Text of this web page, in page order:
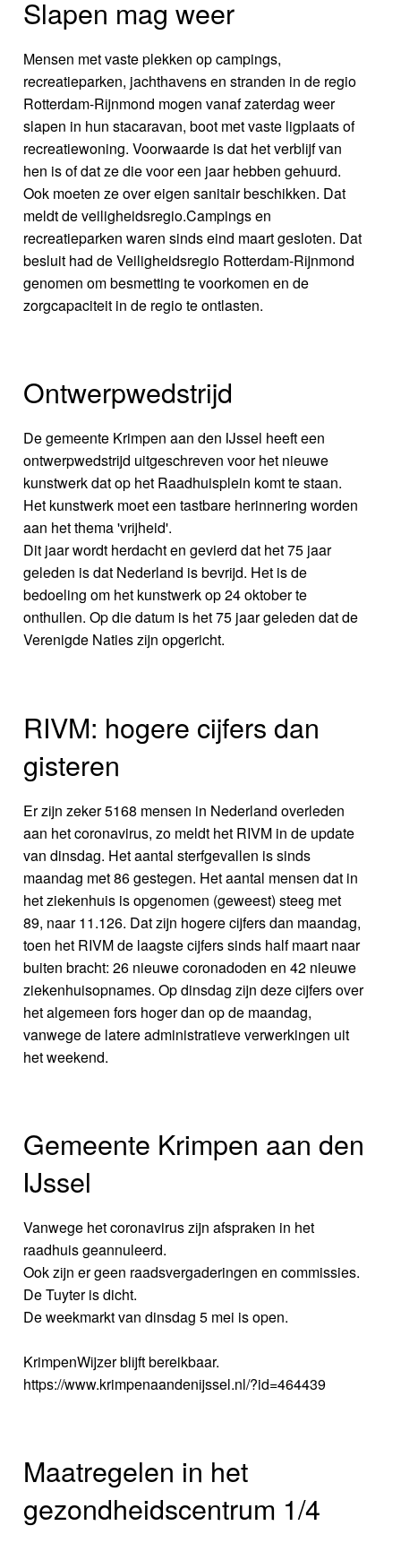
Slapen mag weer
Mensen met vaste plekken op campings,
recreatieparken, jachthavens en stranden in de regio
Rotterdam-Rijnmond mogen vanaf zaterdag weer
slapen in hun stacaravan, boot met vaste ligplaats of
recreatiewoning. Voorwaarde is dat het verblijf van
hen is of dat ze die voor een jaar hebben gehuurd.
Ook moeten ze over eigen sanitair beschikken. Dat
meldt de veiligheidsregio.Campings en
recreatieparken waren sinds eind maart gesloten. Dat
besluit had de Veiligheidsregio Rotterdam-Rijnmond
genomen om besmetting te voorkomen en de
zorgcapaciteit in de regio te ontlasten.
Ontwerpwedstrijd
De gemeente Krimpen aan den IJssel heeft een
ontwerpwedstrijd uitgeschreven voor het nieuwe
kunstwerk dat op het Raadhuisplein komt te staan.
Het kunstwerk moet een tastbare herinnering worden
aan het thema 'vrijheid'.
Dit jaar wordt herdacht en gevierd dat het 75 jaar
geleden is dat Nederland is bevrijd. Het is de
bedoeling om het kunstwerk op 24 oktober te
onthullen. Op die datum is het 75 jaar geleden dat de
Verenigde Naties zijn opgericht.
RIVM: hogere cijfers dan
gisteren
Er zijn zeker 5168 mensen in Nederland overleden
aan het coronavirus, zo meldt het RIVM in de update
van dinsdag. Het aantal sterfgevallen is sinds
maandag met 86 gestegen. Het aantal mensen dat in
het ziekenhuis is opgenomen (geweest) steeg met
89, naar 11.126. Dat zijn hogere cijfers dan maandag,
toen het RIVM de laagste cijfers sinds half maart naar
buiten bracht: 26 nieuwe coronadoden en 42 nieuwe
ziekenhuisopnames. Op dinsdag zijn deze cijfers over
het algemeen fors hoger dan op de maandag,
vanwege de latere administratieve verwerkingen uit
het weekend.
Gemeente Krimpen aan den
IJssel
Vanwege het coronavirus zijn afspraken in het
raadhuis geannuleerd.
Ook zijn er geen raadsvergaderingen en commissies.
De Tuyter is dicht.
De weekmarkt van dinsdag 5 mei is open.
KrimpenWijzer blijft bereikbaar.
https://www.krimpenaandenijssel.nl/?id=464439
Maatregelen in het
gezondheidscentrum 1/4